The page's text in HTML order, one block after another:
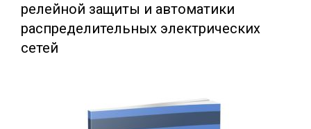
релейной защиты и автоматики
распределительных электрических
сетей